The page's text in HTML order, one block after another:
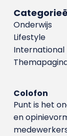
Onderwijs
Lifestyle
International
Colofon
Punt is het
en